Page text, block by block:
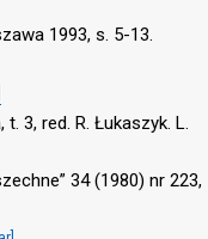
1993, s. 5-13.
3, red. R. Łukaszyk. L.
34 (1980) nr 223,